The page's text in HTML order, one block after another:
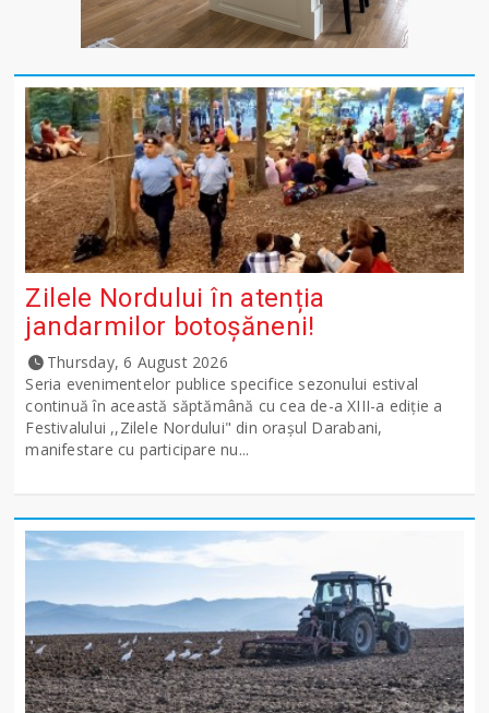
Zilele Nordului în atenția
jandarmilor botoșăneni!
Thursday, 6 August 2026
Seria evenimentelor publice specifice sezonului estival
continuă în această săptămână cu cea de-a XIII-a ediție a
Festivalului ,,Zilele Nordului" din orașul Darabani,
manifestare cu participare nu...